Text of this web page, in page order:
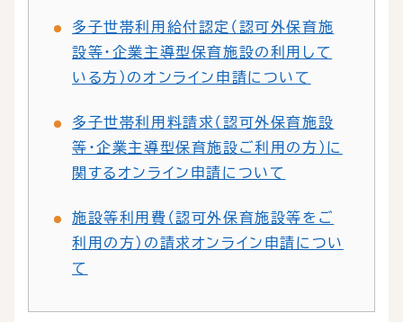
多子世帯利用給付認定（認可外保育施
設等・企業主導型保育施設の利用して
いる方）のオンライン申請について
多子世帯利用料請求（認可外保育施設
等・企業主導型保育施設ご利用の方）に
関するオンライン申請について
施設等利用費（認可外保育施設等をご
利用の方）の請求オンライン申請につい
て